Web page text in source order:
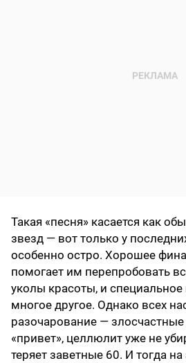
Такая «песня» касается как
звезд — вот только у
особенно остро. Хорошее
помогает им перепробовать
уколы красоты, и
многое другое. Однако всех
разочарование —
«привет», целлюлит уже не
теряет заветные 60. И тогда